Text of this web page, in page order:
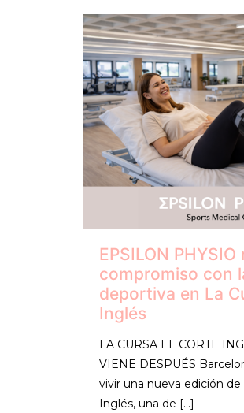
EPSILON
compromiso con
deportiva en La
Inglés
LA CURSA EL CORTE
VIENE DESPUÉS
vivir una nueva edición de
Inglés, una de […]